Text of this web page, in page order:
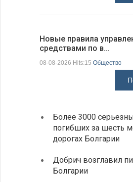
Новые правила
средствами по в…
08-08-2026 Hits:15 Общество
Более 3000
погибших за шесть
дорогах Болгарии
Добрич возглавил
Болгарии